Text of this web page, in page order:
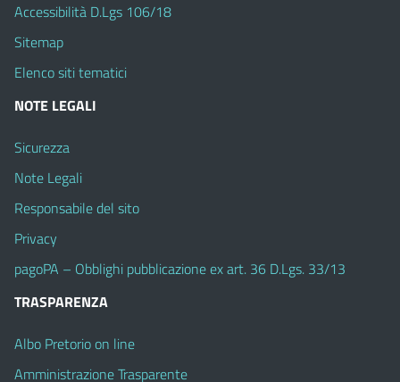
Accessibilità D.Lgs 106/18
Sitemap
Elenco siti tematici
NOTE LEGALI
Sicurezza
Note Legali
Responsabile del sito
Privacy
pagoPA – Obblighi pubblicazione ex art. 36 D.Lgs. 33/13
TRASPARENZA
Albo Pretorio on line
Amministrazione Trasparente